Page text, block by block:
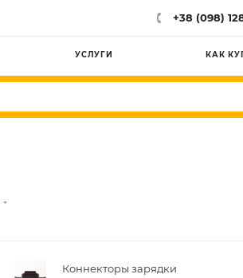
+38 (098)
УСЛУГИ КАК
Коннекторы зарядки